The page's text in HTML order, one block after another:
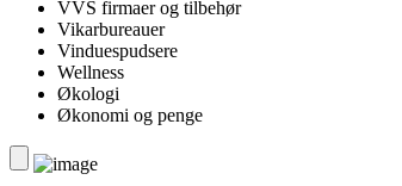
VVS firmaer og tilbehør
Vikarbureauer
Vinduespudsere
Wellness
Økologi
Økonomi og penge